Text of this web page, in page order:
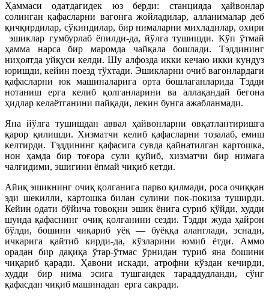
Ҳаммаси одатдагидек юз берди: станцияда ҳайвонлар
солинган қафасларни вагонга жойладилар, алланималар деб
қичқирдилар, сўкиндилар, бир нималарни михладилар, охири
эшиклар гумбурлаб ёпилди-да, йўлга тушишди. Кўп ўтмай
ҳамма нарса бир маромда чайқала бошлади. Тэддининг
ниҳоятда уйқуси келди. Шу алфозда икки кечаю икки кундуз
юришди, кейин поезд тўхтади. Эшикларни очиб вагонлардаги
қафасларни юк машиналарига орта бошлаганларида Тэдди
нотаниш ерга келиб қолганларини ва аллақандай бегона
ҳидлар келаётганини пайқади, лекин бунга ажабланмади.
Яна йўлга тушишдан аввал ҳайвонларни овқатлантиришга
қарор қилишди. Хизматчи келиб қафасларни тозалаб, емиш
келтирди. Тэддининг қафасига сувда қайнатилган картошка,
нон ҳамда бир тоғора сули қуйиб, хизматчи бир нимага
чалғидими, эшигини ёпмай чиқиб кетди.
Айиқ эшикнинг очиқ қолганига парво қилмади, роса очиққан
эди шекилли, картошка билан сулини пок-покиза туширди.
Кейин одати бўйича товоқни эшик ёнига суриб қўйди, худди
шунда қафаснинг очиқ қолганини сезди. Тэдди жуда ҳайрон
бўлди, бошини чиқариб уёқ — буёққа аланглади, эснади,
ичкарига қайтиб кирди-да, кўзларини юмиб ётди. Аммо
орадан бир дақиқа ўтар-ўтмас ўрнидан туриб яна бошини
чиқариб қаради. Ҳавони искади, атрофни кўздан кечирди,
худди бир нима эсига тушгандек тараддудланди, сўнг
қафасдан чиқиб машинадан ерга сакради.